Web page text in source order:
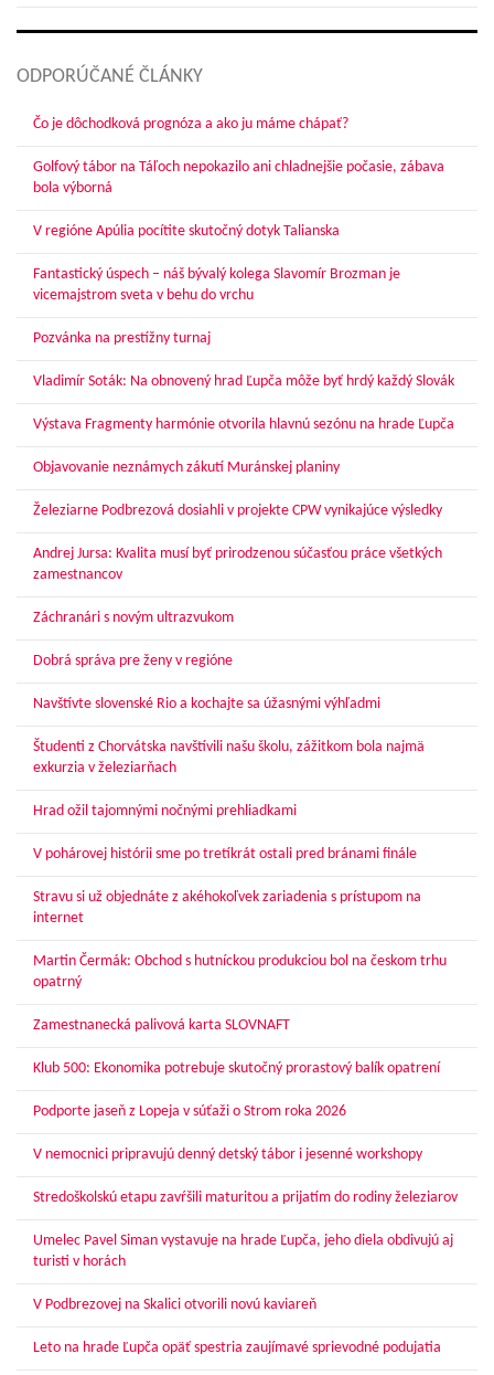
ODPORÚČANÉ ČLÁNKY
Čo je dôchodková prognóza a ako ju máme chápať?
Golfový tábor na Táľoch nepokazilo ani chladnejšie počasie, zábava
bola výborná
V regióne Apúlia pocítite skutočný dotyk Talianska
Fantastický úspech – náš bývalý kolega Slavomír Brozman je
vicemajstrom sveta v behu do vrchu
Pozvánka na prestížny turnaj
Vladimír Soták: Na obnovený hrad Ľupča môže byť hrdý každý Slovák
Výstava Fragmenty harmónie otvorila hlavnú sezónu na hrade Ľupča
Objavovanie neznámych zákutí Muránskej planiny
Železiarne Podbrezová dosiahli v projekte CPW vynikajúce výsledky
Andrej Jursa: Kvalita musí byť prirodzenou súčasťou práce všetkých
zamestnancov
Záchranári s novým ultrazvukom
Dobrá správa pre ženy v regióne
Navštívte slovenské Rio a kochajte sa úžasnými výhľadmi
Študenti z Chorvátska navštívili našu školu, zážitkom bola najmä
exkurzia v železiarňach
Hrad ožil tajomnými nočnými prehliadkami
V pohárovej histórii sme po tretíkrát ostali pred bránami finále
Stravu si už objednáte z akéhokoľvek zariadenia s prístupom na
internet
Martin Čermák: Obchod s hutníckou produkciou bol na českom trhu
opatrný
Zamestnanecká palivová karta SLOVNAFT
Klub 500: Ekonomika potrebuje skutočný prorastový balík opatrení
Podporte jaseň z Lopeja v súťaži o Strom roka 2026
V nemocnici pripravujú denný detský tábor i jesenné workshopy
Stredoškolskú etapu zavŕšili maturitou a prijatím do rodiny železiarov
Umelec Pavel Siman vystavuje na hrade Ľupča, jeho diela obdivujú aj
turisti v horách
V Podbrezovej na Skalici otvorili novú kaviareň
Leto na hrade Ľupča opäť spestria zaujímavé sprievodné podujatia